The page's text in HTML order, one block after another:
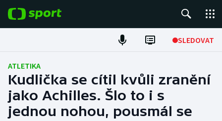
SLEDOVAT
Fotbal
Hokej
Tenis
ATLETIKA
Kudlička se cítil kvůli zranění
jako Achilles. Šlo to i s
jednou nohou, pousmál se